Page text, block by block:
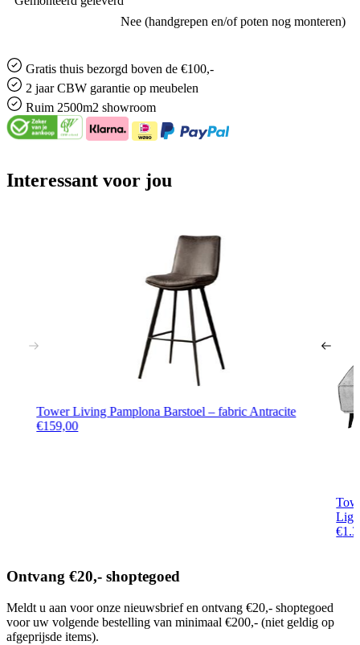
Nee (handgrepen en/of poten nog monteren)
Gratis thuis bezorgd boven de €100,-
2 jaar CBW garantie op meubelen
Ruim 2500m2 showroom
Interessant voor jou
Tower Living Pamplona Barstoel – fabric Antracite
€159,00
€
Ontvang €20,- shoptegoed
Meldt u aan voor onze nieuwsbrief en ontvang €20,- shoptegoed
voor uw volgende bestelling van minimaal €200,- (niet geldig op
afgeprijsde items).